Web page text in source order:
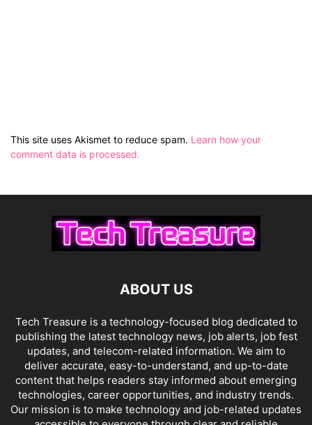
This site uses Akismet to reduce spam. Learn how your
comment data is processed.
ABOUT US
Tech Treasure is a technology-focused blog dedicated to
publishing the latest technology news, job alerts, job fest
updates, and telecom-related information. We aim to
deliver accurate, easy-to-understand, and up-to-date
content that helps readers stay informed about emerging
technologies, career opportunities, and industry trends.
Our mission is to make technology and job-related updates